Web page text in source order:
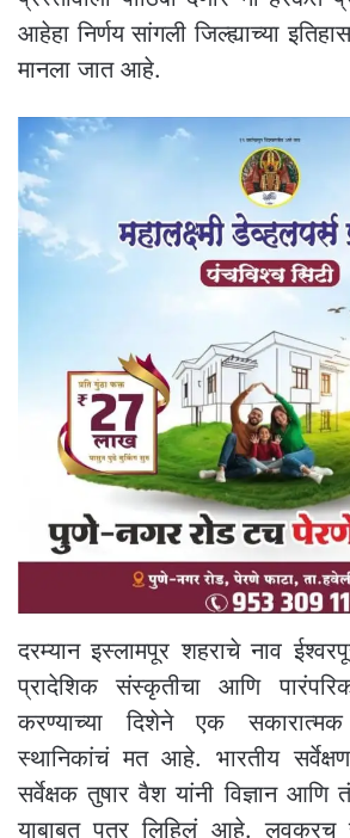
आहेहा निर्णय सांगली जिल्ह्याच्या
मानला जात आहे.
दरम्यान इस्लामपूर शहराचे नाव
प्रादेशिक संस्कृतीचा आणि
करण्याच्या दिशेने एक
स्थानिकांचं मत आहे. भारतीय
सर्वेक्षक तुषार वैश यांनी विज्ञान आणि
याबाबत पत्र लिहिलं आहे. लवकरच